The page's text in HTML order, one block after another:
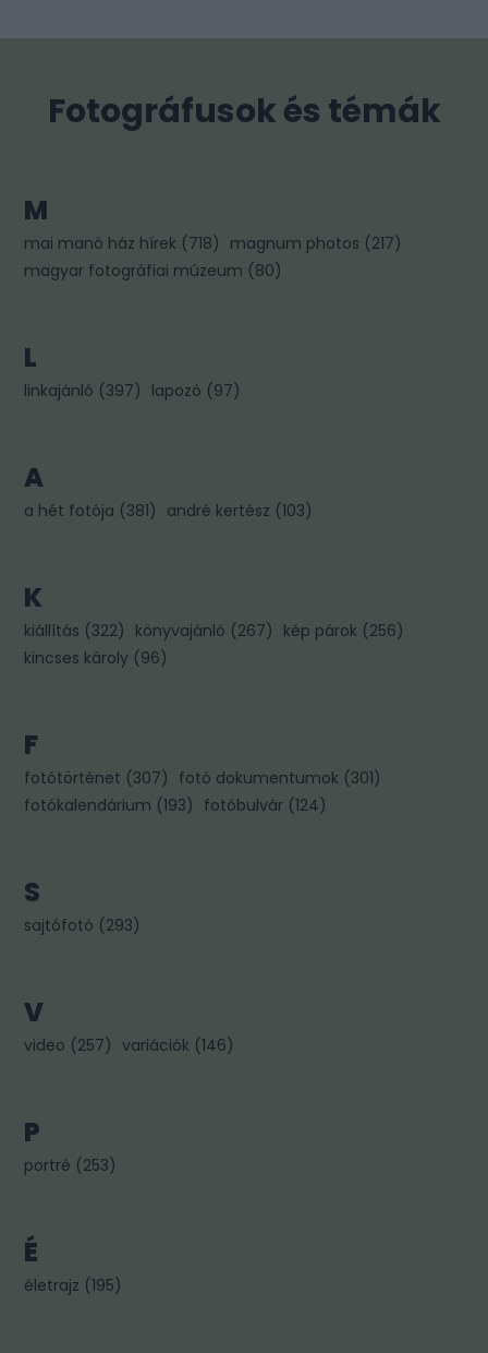
Fotográfusok és témák
M
mai manó ház hírek (718) magnum photos (217)
magyar fotográfiai múzeum (80)
L
linkajánló (397) lapozó (97)
A
a hét fotója (381) andré kertész (103)
K
kiállítás (322) könyvajánló (267) kép párok (256)
kincses károly (96)
F
fotótörténet (307) fotó dokumentumok (301)
fotókalendárium (193) fotóbulvár (124)
S
sajtófotó (293)
V
video (257) variációk (146)
P
portré (253)
É
életrajz (195)